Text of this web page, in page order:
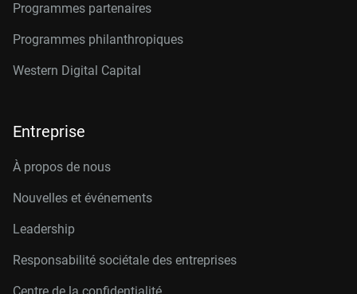
Programmes partenaires
Programmes philanthropiques
Western Digital Capital
Entreprise
À propos de nous
Nouvelles et événements
Leadership
Responsabilité sociétale des entreprises